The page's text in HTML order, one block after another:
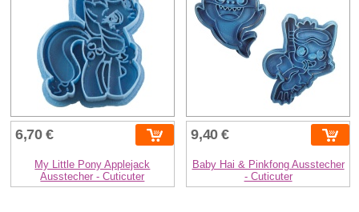
6,70 €
My Little Pony Applejack
Ausstecher - Cuticuter
9,40 €
Baby Hai & Pinkfong Ausstecher
- Cuticuter